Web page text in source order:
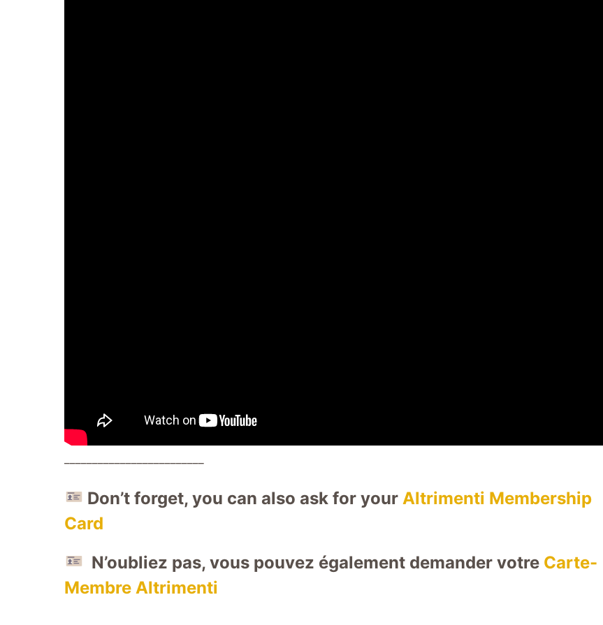
Don’t forget, you can also ask for your Altrimenti Membership
Card
N’oubliez pas, vous pouvez également demander votre Carte-
Membre Altrimenti